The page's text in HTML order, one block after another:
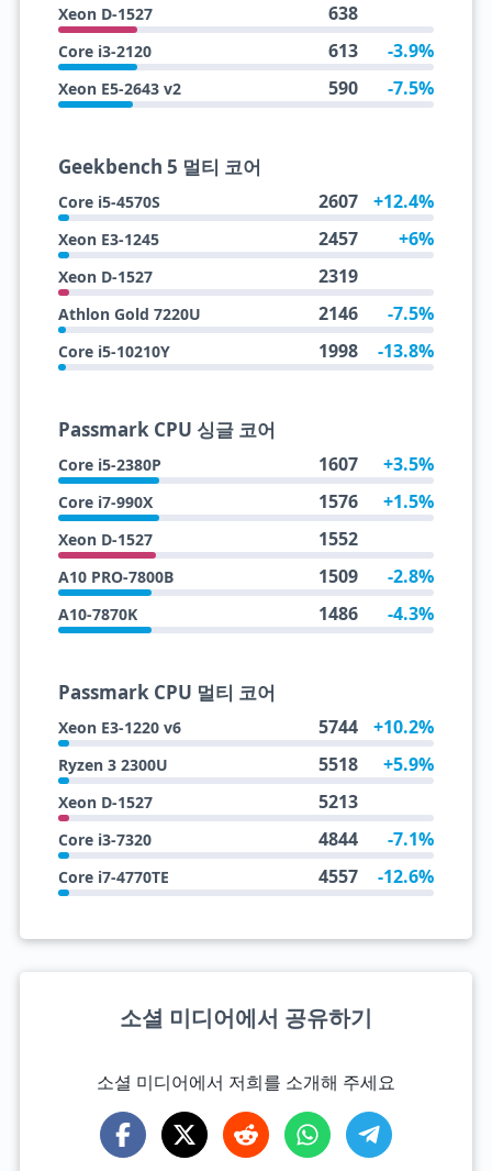
Xeon D-1527 638
Core i3-2120 613 -3.9%
Xeon E5-2643 v2 590 -7.5%
Geekbench 5 멀티 코어
Core i5-4570S 2607 +12.4%
Xeon E3-1245 2457 +6%
Xeon D-1527 2319
Athlon Gold 7220U 2146 -7.5%
Core i5-10210Y 1998 -13.8%
Passmark CPU 싱글 코어
Core i5-2380P 1607 +3.5%
Core i7-990X 1576 +1.5%
Xeon D-1527 1552
A10 PRO-7800B 1509 -2.8%
A10-7870K 1486 -4.3%
Passmark CPU 멀티 코어
Xeon E3-1220 v6 5744 +10.2%
Ryzen 3 2300U 5518 +5.9%
Xeon D-1527 5213
Core i3-7320 4844 -7.1%
Core i7-4770TE 4557 -12.6%
소셜 미디어에서 공유하기
소셜 미디어에서 저희를 소개해 주세요